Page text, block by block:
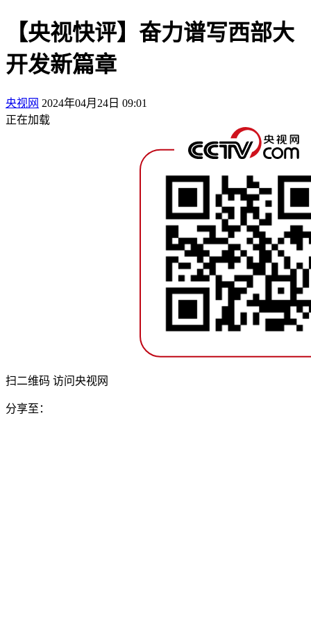
【央视快评】奋力谱写西部大
开发新篇章
央视网 2024年04月24日 09:01
正在加载
扫二维码 访问央视网
分享至：